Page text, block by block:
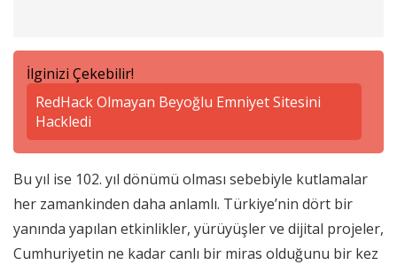
İlginizi Çekebilir!
RedHack Olmayan Beyoğlu Emniyet Sitesini
Hackledi
Bu yıl ise 102. yıl dönümü olması sebebiyle kutlamalar
her zamankinden daha anlamlı. Türkiye’nin dört bir
yanında yapılan etkinlikler, yürüyüşler ve dijital projeler,
Cumhuriyetin ne kadar canlı bir miras olduğunu bir kez